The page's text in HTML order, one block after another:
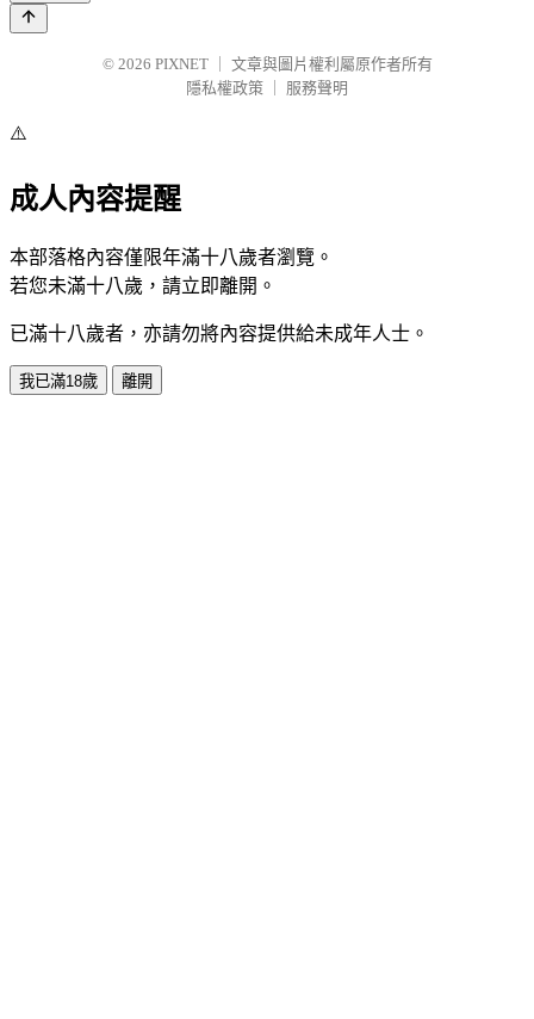
© 2026 PIXNET
文章與圖片權利屬原作者所有
隱私權政策
服務聲明
⚠️
成人內容提醒
本部落格內容僅限年滿十八歲者瀏覽。
若您未滿十八歲，請立即離開。
已滿十八歲者，亦請勿將內容提供給未成年人士。
我已滿18歲 離開